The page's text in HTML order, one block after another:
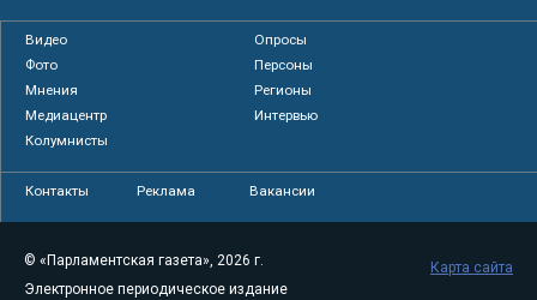
Видео
Опросы
Фото
Персоны
Мнения
Регионы
Медиацентр
Интервью
Колумнисты
Контакты Реклама Вакансии
© «Парламентская газета», 2026 г.
Электронное периодическое издание
Карта сайта